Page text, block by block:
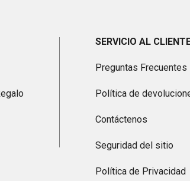
SERVICIO AL
Preguntas Frecuentes
Política de
Contáctenos
Seguridad del sitio
Política de Privacidad